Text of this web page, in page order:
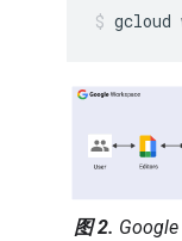
gcloud
图 2.